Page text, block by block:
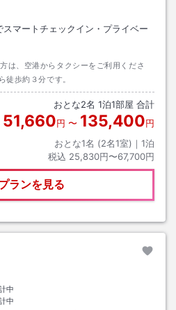
マートチェックイン・プライベー
は、空港からタクシーをご利用くださ
徒歩約３分です。
おとな2名 1泊1部屋 合計
51,660円 〜 135,400円
おとな1名 (2名1室)｜ 1泊
税込 25,830円〜67,700円
ランを見る
中
中